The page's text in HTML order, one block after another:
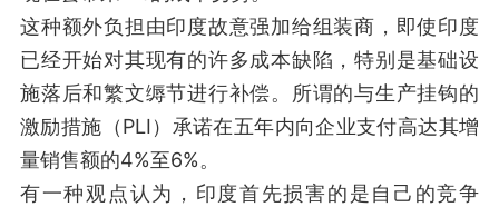
这种额外负担由印度故意强加给组装商，即使印度
已经开始对其现有的许多成本缺陷，特别是基础设
施落后和繁文缛节进行补偿。所谓的与生产挂钩的
激励措施（PLI）承诺在五年内向企业支付高达其增
量销售额的4%至6%。
有一种观点认为，印度首先损害的是自己的竞争